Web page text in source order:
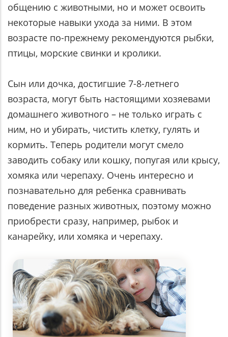
общению с животными, но и может освоить
некоторые навыки ухода за ними. В этом
возрасте по-прежнему рекомендуются рыбки,
птицы, морские свинки и кролики.
Сын или дочка, достигшие 7-8-летнего
возраста, могут быть настоящими хозяевами
домашнего животного – не только играть с
ним, но и убирать, чистить клетку, гулять и
кормить. Теперь родители могут смело
заводить собаку или кошку, попугая или крысу,
хомяка или черепаху. Очень интересно и
познавательно для ребенка сравнивать
поведение разных животных, поэтому можно
приобрести сразу, например, рыбок и
канарейку, или хомяка и черепаху.